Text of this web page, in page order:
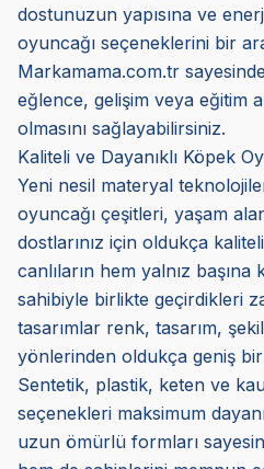
dostunuzun yapısına ve
oyuncağı seçeneklerini bir
Markamama.com.tr
eğlence, gelişim veya eğitim
olmasını sağlayabilirsiniz.
Kaliteli ve Dayanıklı Köpek
Yeni nesil materyal
oyuncağı çeşitleri, yaşam
dostlarınız için oldukça
canlıların hem yalnız başına
sahibiyle birlikte geçirdikleri
tasarımlar renk, tasarım,
yönlerinden oldukça geniş bir
Sentetik, plastik, keten ve
seçenekleri maksimum
uzun ömürlü formları